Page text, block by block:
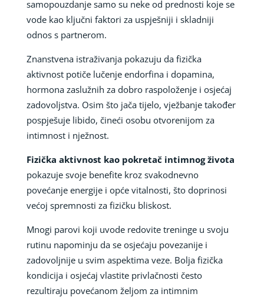
samopouzdanje samo su neke od prednosti koje se
vode kao ključni faktori za uspješniji i skladniji
odnos s partnerom.
Znanstvena istraživanja pokazuju da fizička
aktivnost potiče lučenje endorfina i dopamina,
hormona zaslužnih za dobro raspoloženje i osjećaj
zadovoljstva. Osim što jača tijelo, vježbanje također
pospješuje libido, čineći osobu otvorenijom za
intimnost i nježnost.
Fizička aktivnost kao pokretač intimnog života
pokazuje svoje benefite kroz svakodnevno
povećanje energije i opće vitalnosti, što doprinosi
većoj spremnosti za fizičku bliskost.
Mnogi parovi koji uvode redovite treninge u svoju
rutinu napominju da se osjećaju povezanije i
zadovoljnije u svim aspektima veze. Bolja fizička
kondicija i osjećaj vlastite privlačnosti često
rezultiraju povećanom željom za intimnim